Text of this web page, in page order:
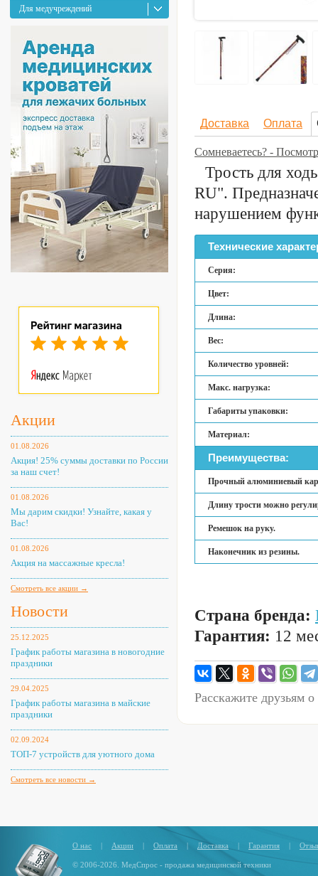
Для медучреждений
Акции
01.08.2026
Акция! 25% суммы доставки по России
за наш счет!
01.08.2026
Мы дарим скидки! Узнайте, какая у
Вас!
01.08.2026
Акция на массажные кресла!
Смотреть все акции →
Новости
25.12.2025
График работы магазина в новогодние
праздники
29.04.2025
График работы магазина в майские
праздники
02.09.2024
ТОП-7 устройств для уютного дома
Смотреть все новости →
Доставка Оплата
Сомневаетесь? -
Трость для
RU".
нарушением
Технические
Серия:
Цвет:
Длина:
Вес:
Количество уровней:
Макс. нагрузка:
Габариты упаковки:
Материал:
Преимущества:
Прочный алюминиевый
Длину трости можно
Ремешок на руку.
Наконечник из резины.
Страна бренда:
Гарантия: 12
Расскажите друзьям
О нас | Акции | Оплата | Доставка | Гарантия |
© 2006-2026. МедСпрос - продажа медицинской техники